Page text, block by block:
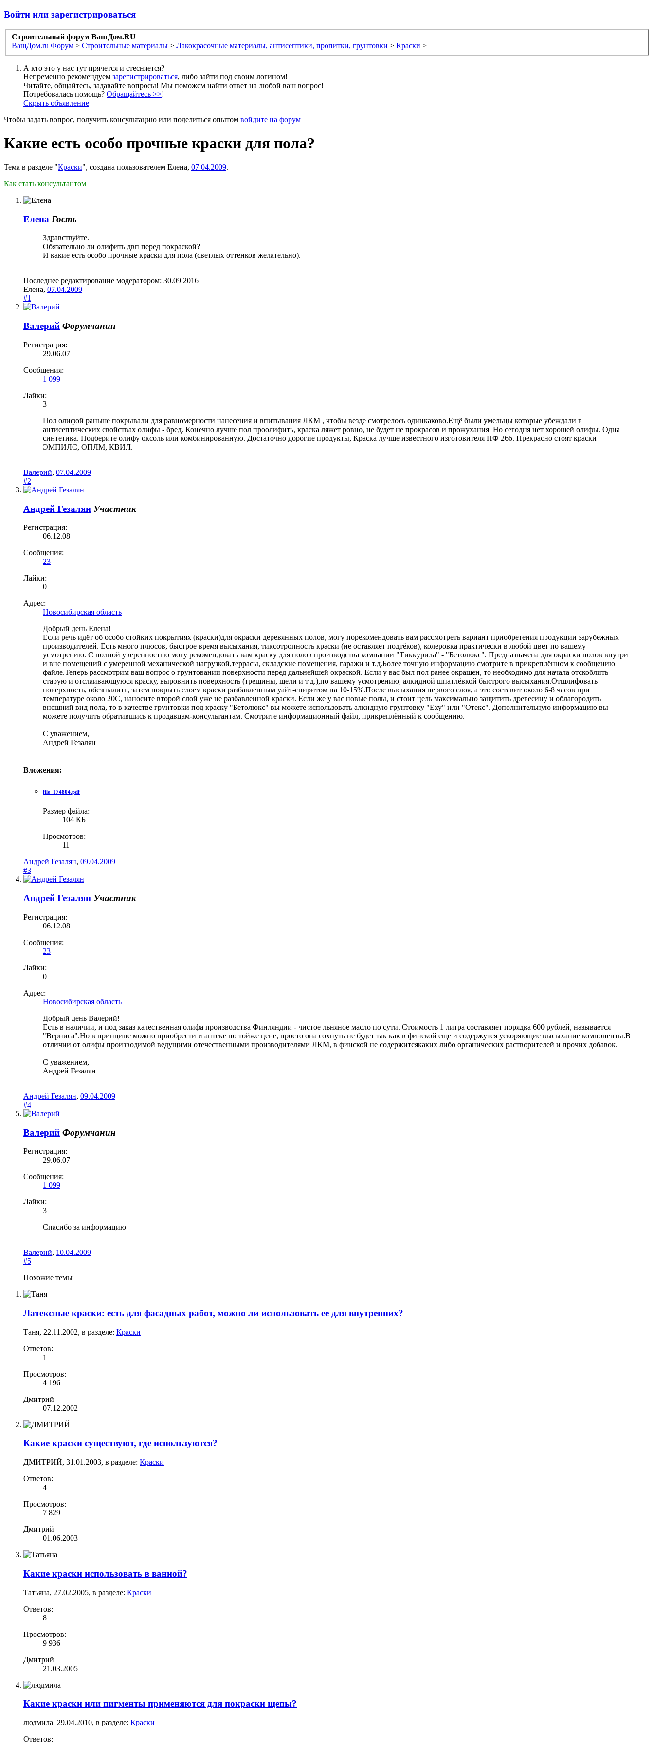
Войти или зарегистрироваться
Строительный форум ВашДом.RU
ВашДом.ru Форум > Строительные материалы > Лакокрасочные материалы, антисептики, пропитки, грунтовки > Краски >
А кто это у нас тут прячется и стесняется?
Непременно рекомендуем зарегистрироваться, либо зайти под своим логином!
Читайте, общайтесь, задавайте вопросы! Мы поможем найти ответ на любой ваш вопрос!
Потребовалась помощь? Обращайтесь >>!
Скрыть объявление
Чтобы задать вопрос, получить консультацию или поделиться опытом войдите на форум
Какие есть особо прочные краски для пола?
Тема в разделе "Краски", создана пользователем Елена, 07.04.2009.
Как стать консультантом
Елена Гость
Здравствуйте.
Обязательно ли олифить двп перед покраской?
И какие есть особо прочные краски для пола (светлых оттенков желательно).
Последнее редактирование модератором: 30.09.2016
Елена, 07.04.2009
#1
Валерий Форумчанин
Регистрация:
29.06.07
Сообщения:
1 099
Лайки:
3
Пол олифой раньше покрывали для равномерности нанесения и впитывания ЛКМ , чтобы везде смотрелось одинкаково.Ещё были умельцы которые убеждали в
антисептических свойствах олифы - бред. Конечно лучше пол проолифить, краска ляжет ровно, не будет не прокрасов и прожухания. Но сегодня нет хорошей олифы. Одна
синтетика. Подберите олифу оксоль или комбинированную. Достаточно дорогие продукты, Краска лучше известного изготовителя ПФ 266. Прекрасно стоят краски
ЭМПИЛС, ОПЛМ, КВИЛ.
Валерий, 07.04.2009
#2
Андрей Гезалян Участник
Регистрация:
06.12.08
Сообщения:
23
Лайки:
0
Адрес:
Новосибирская область
Добрый день Елена!
Если речь идёт об особо стойких покрытиях (краски)для окраски деревянных полов, могу порекомендовать вам рассмотреть вариант приобретения продукции зарубежных
производителей. Есть много плюсов, быстрое время высыхания, тиксотропность краски (не оставляет подтёков), колеровка практически в любой цвет по вашему
усмотрению. С полной уверенностью могу рекомендовать вам краску для полов производства компании "Тиккурила" - "Бетолюкс". Предназначена для окраски полов внутри
и вне помещений с умеренной механической нагрузкой,террасы, складские помещения, гаражи и т.д.Более точную информацию смотрите в прикреплённом к сообщению
файле.Теперь рассмотрим ваш вопрос о грунтовании поверхности перед дальнейшей окраской. Если у вас был пол ранее окрашен, то необходимо для начала отскоблить
старую и отслаивающуюся краску, выровнить поверхность (трещины, щели и т.д.),по вашему усмотрению, алкидной шпатлёвкой быстрого высыхания.Отшлифовать
поверхность, обезпылить, затем покрыть слоем краски разбавленным уайт-спиритом на 10-15%.После высыхания первого слоя, а это составит около 6-8 часов при
температуре около 20С, наносите второй слой уже не разбавленной краски. Если же у вас новые полы, и стоит цель максимально защитить древесину и облагородить
внешний вид пола, то в качестве грунтовки под краску "Бетолюкс" вы можете использовать алкидную грунтовку "Еху" или "Отекс". Дополнительную информацию вы
можете получить обратившись к продавцам-консультантам. Смотрите информационный файл, прикреплённый к сообщению.
С уважением,
Андрей Гезалян
Вложения:
file_174804.pdf
Размер файла:
104 КБ
Просмотров:
11
Андрей Гезалян, 09.04.2009
#3
Андрей Гезалян Участник
Регистрация:
06.12.08
Сообщения:
23
Лайки:
0
Адрес:
Новосибирская область
Добрый день Валерий!
Есть в наличии, и под заказ качественная олифа производства Финляндии - чистое льняное масло по сути. Стоимость 1 литра составляет порядка 600 рублей, называется
"Верниса".Но в принципе можно приобрести и аптеке по тойже цене, просто она сохнуть не будет так как в финской еще и содержутся ускоряющие высыхание компоненты.В
отличии от олифы производимой ведущими отечественными производителями ЛКМ, в финской не содержитсякаких либо органических растворителей и прочих добавок.
С уважением,
Андрей Гезалян
Андрей Гезалян, 09.04.2009
#4
Валерий Форумчанин
Регистрация:
29.06.07
Сообщения:
1 099
Лайки:
3
Спасибо за информацию.
Валерий, 10.04.2009
#5
Похожие темы
Латексные краски: есть для фасадных работ, можно ли использовать ее для внутренних?
Таня, 22.11.2002, в разделе: Краски
Ответов:
1
Просмотров:
4 196
Дмитрий
07.12.2002
Какие краски существуют, где используются?
ДМИТРИЙ, 31.01.2003, в разделе: Краски
Ответов:
4
Просмотров:
7 829
Дмитрий
01.06.2003
Какие краски использовать в ванной?
Татьяна, 27.02.2005, в разделе: Краски
Ответов:
8
Просмотров:
9 936
Дмитрий
21.03.2005
Какие краски или пигменты применяются для покраски щепы?
людмила, 29.04.2010, в разделе: Краски
Ответов: